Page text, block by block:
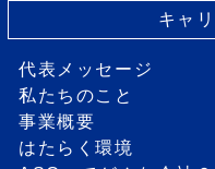
キャ
代表メッセージ
私たちのこと
事業概要
はたらく環境